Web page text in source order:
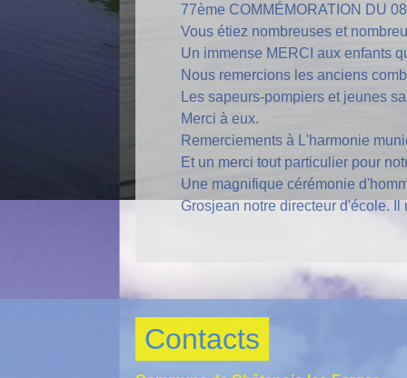
77ème COMMÉMORATION DU
Vous étiez nombreuses et
Un immense MERCI aux enfants
Nous remercions les anciens
Les sapeurs-pompiers et jeunes
Merci à eux.
Remerciements à L'harmonie
Et un merci tout particulier pour
Une magnifique cérémonie
Grosjean notre directeur d'école.
Contacts